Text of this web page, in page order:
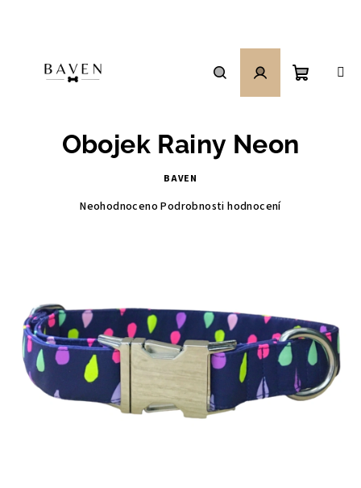
HledatPřihlášení
Obojek Rainy Neon
BAVEN
Průměrné
hvězdiček.
Neohodnoceno Podrobnosti hodnocení